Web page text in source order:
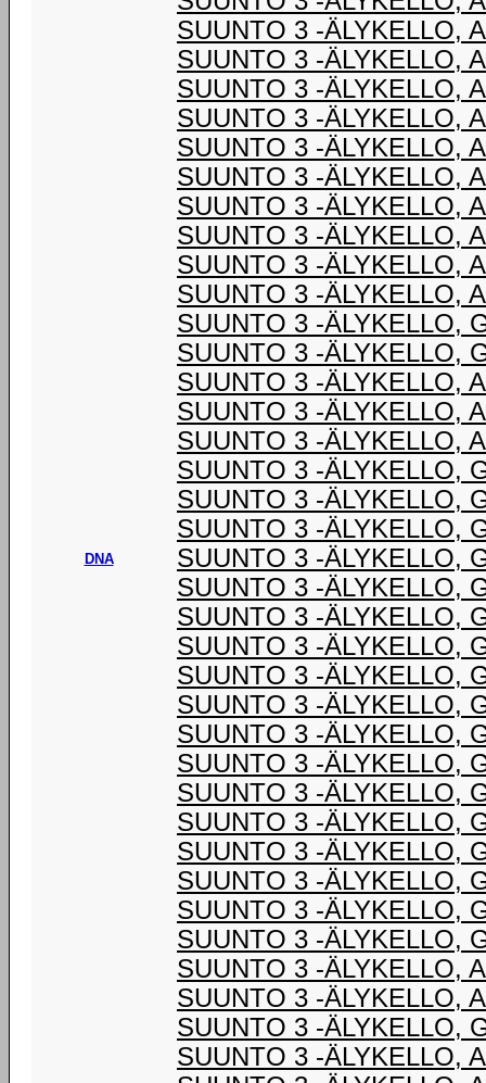
DNA
SUUNTO 3 -ÄLYKELLO,
SUUNTO 3 -ÄLYKELLO,
SUUNTO 3 -ÄLYKELLO,
SUUNTO 3 -ÄLYKELLO,
SUUNTO 3 -ÄLYKELLO,
SUUNTO 3 -ÄLYKELLO,
SUUNTO 3 -ÄLYKELLO,
SUUNTO 3 -ÄLYKELLO,
SUUNTO 3 -ÄLYKELLO,
SUUNTO 3 -ÄLYKELLO,
SUUNTO 3 -ÄLYKELLO,
SUUNTO 3 -ÄLYKELLO,
SUUNTO 3 -ÄLYKELLO,
SUUNTO 3 -ÄLYKELLO,
SUUNTO 3 -ÄLYKELLO,
SUUNTO 3 -ÄLYKELLO,
SUUNTO 3 -ÄLYKELLO,
SUUNTO 3 -ÄLYKELLO,
SUUNTO 3 -ÄLYKELLO,
SUUNTO 3 -ÄLYKELLO,
SUUNTO 3 -ÄLYKELLO,
SUUNTO 3 -ÄLYKELLO,
SUUNTO 3 -ÄLYKELLO,
SUUNTO 3 -ÄLYKELLO,
SUUNTO 3 -ÄLYKELLO,
SUUNTO 3 -ÄLYKELLO,
SUUNTO 3 -ÄLYKELLO,
SUUNTO 3 -ÄLYKELLO,
SUUNTO 3 -ÄLYKELLO,
SUUNTO 3 -ÄLYKELLO,
SUUNTO 3 -ÄLYKELLO,
SUUNTO 3 -ÄLYKELLO,
SUUNTO 3 -ÄLYKELLO,
SUUNTO 3 -ÄLYKELLO,
SUUNTO 3 -ÄLYKELLO,
SUUNTO 3 -ÄLYKELLO,